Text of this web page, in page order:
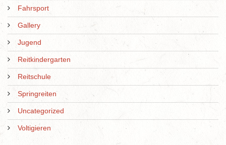
Fahrsport
Gallery
Jugend
Reitkindergarten
Reitschule
Springreiten
Uncategorized
Voltigieren